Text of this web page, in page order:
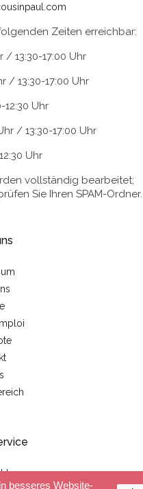
Zeiten erreichbar:
/ 13:30-17:00 Uhr
/ 13:30-17:00 Uhr
Uhr
/ 13:30-17:00 Uhr
Uhr
vollständig bearbeitet;
Sie Ihren SPAM-Ordner.
besseres Website-